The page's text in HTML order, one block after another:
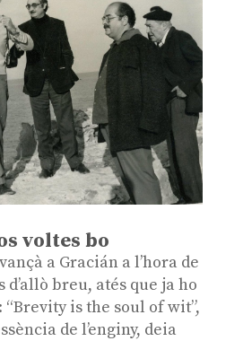
voltes bo
a Gracián a l’hora de
breu, atés que ja ho
“Brevity is the soul of wit”,
de l’enginy, deia